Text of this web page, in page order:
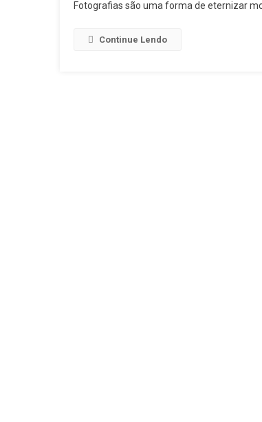
Fotografias são uma forma de eternizar
Continue Lendo